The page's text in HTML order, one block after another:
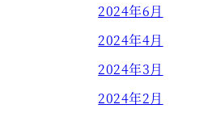
2024年6月
2024年4月
2024年3月
2024年2月